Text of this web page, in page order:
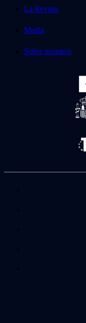
La Revista
Media
Sobre nosotros